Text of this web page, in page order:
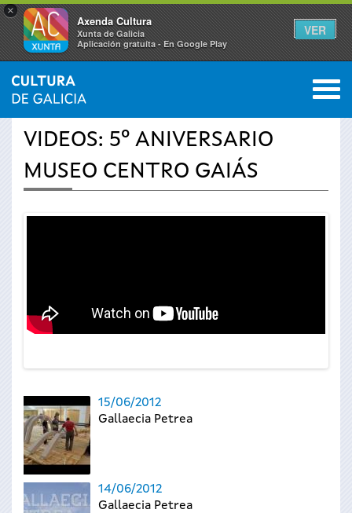
×
Axenda Cultura
Xunta de Galicia
Aplicación gratuíta - En Google Play
VER
Se
usted
INICIO › ACTUALIDAD 0
VIDEOS: 5º ANIVERSARIO
MUSEO CENTRO GAIÁS
15/06/2012
Gallaecia Petrea
14/06/2012
Gallaecia Petrea